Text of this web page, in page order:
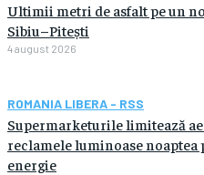
Ultimii metri de asfalt pe un
Sibiu–Pitești
4 august 2026
ROMANIA LIBERA - RSS
Supermarketurile limitează
reclamele luminoase noaptea
energie